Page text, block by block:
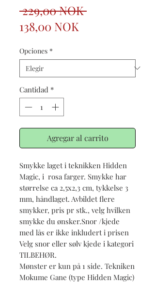
229,00 NOK Precio
138,00 NOK
oferta
Opciones *
Cantidad *
Agregar al carrito
Smykke laget i teknikken Hidden
Magic, i rosa farger. Smykke har
størrelse ca 2,5x2,3 cm, tykkelse 3
mm, håndlaget. Avbildet flere
smykker, pris pr stk., velg hvilken
smykke du ønsker.Snor /kjede
med lås er ikke inkludert i prisen
Velg snor eller sølv kjede i kategori
TILBEHØR.
Mønster er kun på 1 side. Tekniken
Mokume Gane (type Hidden Magic)